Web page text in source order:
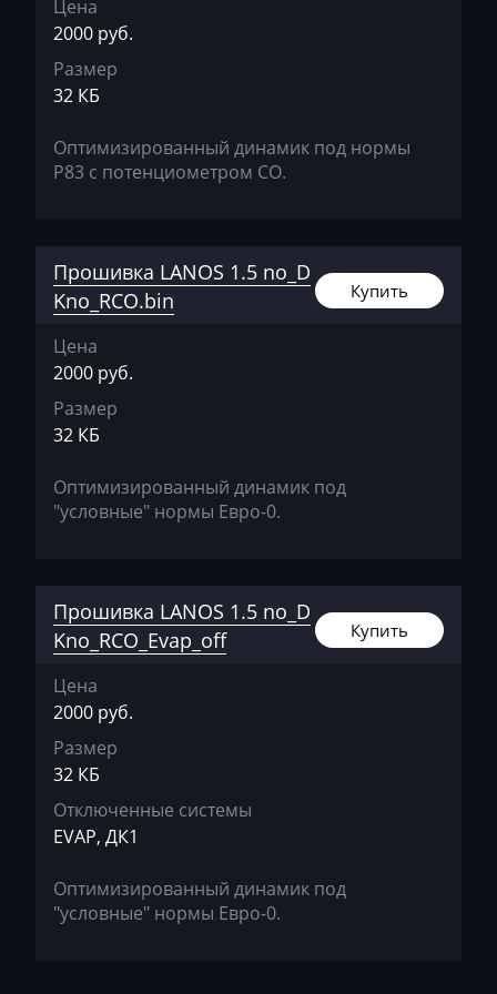
Bomag
Brilliance
BYD
Case
Caterpillar
CFMoto
Challenger
Changhe
Chrysler
Claas
CMI
Comacchio
Cupra
Dacia
Daewoo
Цена
2000 руб.
Размер
32 КБ
Оптимизированный динамик под нормы
Р83 с потенциометром СО.
Прошивка LANOS 1.5 no_D
Kno_RCO.bin
Купить
Цена
2000 руб.
Размер
32 КБ
Оптимизированный динамик под
"условные" нормы Евро-0.
Прошивка LANOS 1.5 no_D
Kno_RCO_Evap_off
Купить
Цена
2000 руб.
Размер
32 КБ
Отключенные системы
EVAP, ДК1
Оптимизированный динамик под
"условные" нормы Евро-0.